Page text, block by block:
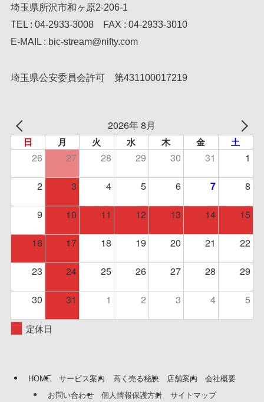
埼玉県所沢市和ヶ原2-206-1
TEL : 04-2933-3008 FAX : 04-2933-3010
E-MAIL : bic-stream@nifty.com
埼玉県公安委員会許可 第431100017219
2026年 8月
日 月 火 水 木 金 土
26 27 28 29 30 31
1
2
3 4 5 6 7
8
9
10 11 12 13 14
15
16
17 18 19 20 21
22
23
24 25 26 27 28
29
30
31 1 2 3 4 5
定休日
HOME サービス案内 高く売る秘訣 店舗案内
会社概要
お問い合わせ
個人情報保護方針 サイトマップ